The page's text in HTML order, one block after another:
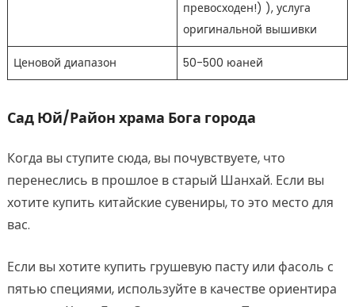
превосходен!) ), услуга
оригинальной вышивки
Ценовой диапазон 50-500 юаней
Сад Юй/Район храма Бога города
Когда вы ступите сюда, вы почувствуете, что
перенеслись в прошлое в старый Шанхай. Если вы
хотите купить китайские сувениры, то это место для
вас.
Если вы хотите купить грушевую пасту или фасоль с
пятью специями, используйте в качестве ориентира